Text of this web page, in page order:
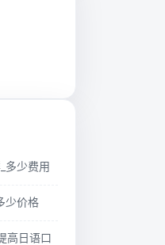
多少费用
少价格
高日语口